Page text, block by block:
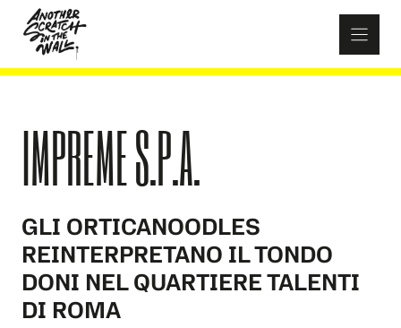
content
IMPREME S.P.A.
GLI ORTICANOODLES
REINTERPRETANO IL TONDO
DONI NEL QUARTIERE TALENTI
DI ROMA